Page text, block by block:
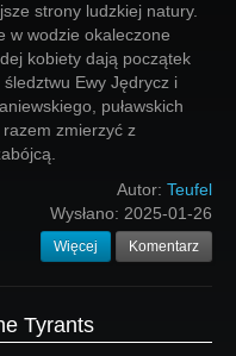
strony ludzkiej natury.
w wodzie okaleczone
kobiety dają początek
śledztwu Ewy Jędrycz i
puławskich
zmierzyć z
Autor: Teufel
Wysłano: 2025-01-26
Więcej Komentarz
Tyrants